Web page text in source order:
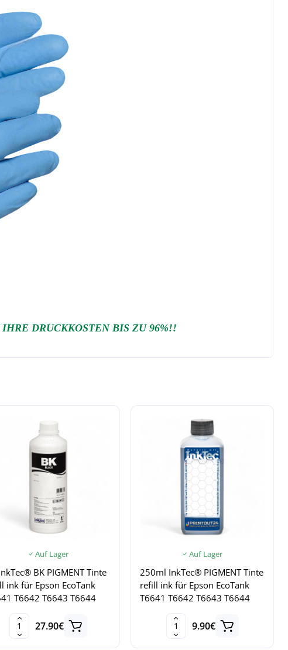
DRUCKKOSTEN BIS ZU 96%!!
Auf Lager
BK PIGMENT Tinte
ink für Epson EcoTank
T6642 T6643 T6644
27.90€
Auf Lager
250ml InkTec® PIGMENT Tinte
refill ink für Epson EcoTank
T6641 T6642 T6643 T6644
9.90€